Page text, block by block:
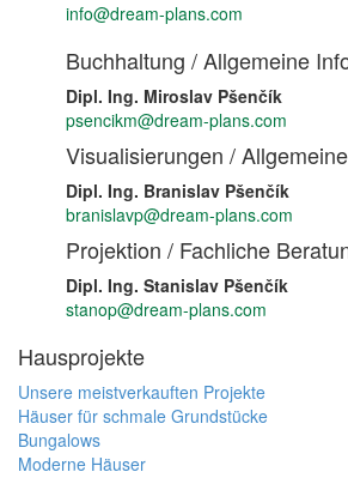
info@dream-plans.com
Buchhaltung / Allgemeine
Dipl. Ing. Miroslav Pšenčík
psencikm@dream-plans.com
Visualisierungen /
Dipl. Ing. Branislav Pšenčík
branislavp@dream-plans.com
Projektion / Fachliche
Dipl. Ing. Stanislav Pšenčík
stanop@dream-plans.com
Hausprojekte
Unsere meistverkauften Projekte
Häuser für schmale Grundstücke
Bungalows
Moderne Häuser